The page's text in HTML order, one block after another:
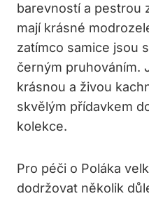
barevností ​a pestrou
mají ⁣krásné
zatímco samice ⁣jsou
černým pruhováním.
krásnou ‌a živou
skvělým⁢ přídavkem
kolekce.
Pro péči o ⁤Poláka
dodržovat několik